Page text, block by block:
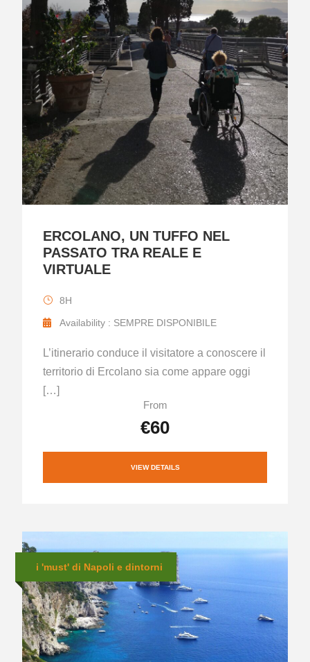
ERCOLANO, UN TUFFO NEL
PASSATO TRA REALE E
VIRTUALE
8H
Availability : SEMPRE DISPONIBILE
L’itinerario conduce il visitatore a conoscere il
territorio di Ercolano sia come appare oggi
[…]
From
€60
VIEW DETAILS
i 'must' di Napoli e dintorni